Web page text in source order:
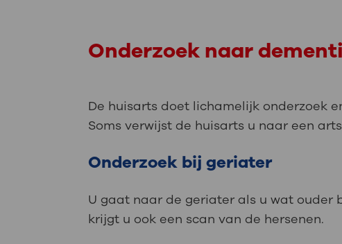
Onderzoek naar
De huisarts doet lichamelijk onderzoek
Soms verwijst de huisarts u naar een
Onderzoek bij geriater
U gaat naar de geriater als u wat ouder
krijgt u ook een scan van de hersenen.